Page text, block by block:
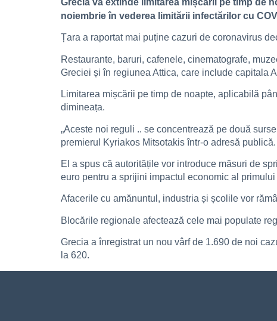
Grecia va extinde limitarea mișcării pe timp de
noiembrie în vederea limitării infectărilor cu
Țara a raportat mai puține cazuri de coronavirus
Restaurante, baruri, cafenele, cinematografe,
Greciei și în regiunea Attica, care include capitala
Limitarea mișcării pe timp de noapte, aplicabilă
dimineața.
„Aceste noi reguli .. se concentrează pe două
premierul Kyriakos Mitsotakis într-o adresă publică.
El a spus că autoritățile vor introduce măsuri de
euro pentru a sprijini impactul economic al
Afacerile cu amănuntul, industria și școlile vor
Blocările regionale afectează cele mai populate
Grecia a înregistrat un nou vârf de 1.690 de noi
la 620.